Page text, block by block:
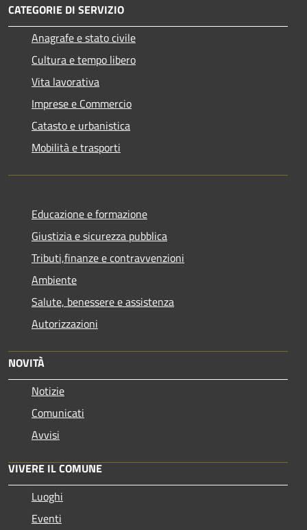
CATEGORIE DI SERVIZIO
Anagrafe e stato civile
Cultura e tempo libero
Vita lavorativa
Imprese e Commercio
Catasto e urbanistica
Mobilità e trasporti
Educazione e formazione
Giustizia e sicurezza pubblica
Tributi,finanze e contravvenzioni
Ambiente
Salute, benessere e assistenza
Autorizzazioni
NOVITÀ
Notizie
Comunicati
Avvisi
VIVERE IL COMUNE
Luoghi
Eventi